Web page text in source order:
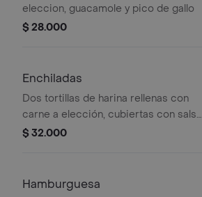
eleccion, guacamole y pico de gallo
$ 28.000
Enchiladas
Dos tortillas de harina rellenas con
carne a elección, cubiertas con salsa
roja y queso gratinado.
$ 32.000
Hamburguesa